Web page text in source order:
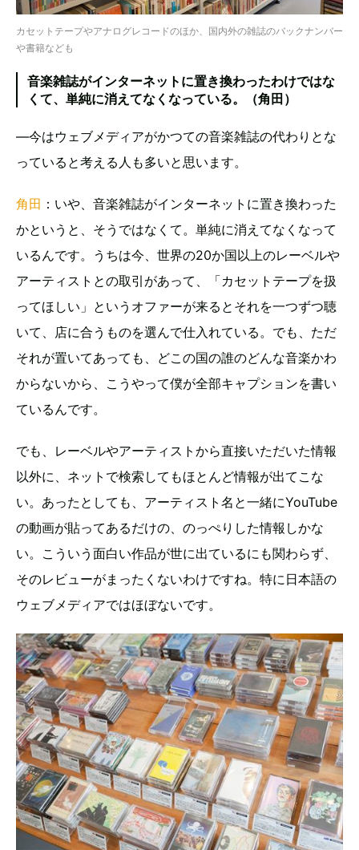
カセットテープやアナログレコードのほか、国内外の雑誌のバックナンバー
や書籍なども
音楽雑誌がインターネットに置き換わったわけではな
くて、単純に消えてなくなっている。（角田）
―今はウェブメディアがかつての音楽雑誌の代わりとな
っていると考える人も多いと思います。
角田 ：いや、音楽雑誌がインターネットに置き換わった
かというと、そうではなくて。単純に消えてなくなって
いるんです。うちは今、世界の20か国以上のレーベルや
アーティストとの取引があって、「カセットテープを扱
ってほしい」というオファーが来るとそれを一つずつ聴
いて、店に合うものを選んで仕入れている。でも、ただ
それが置いてあっても、どこの国の誰のどんな音楽かわ
からないから、こうやって僕が全部キャプションを書い
ているんです。
でも、レーベルやアーティストから直接いただいた情報
以外に、ネットで検索してもほとんど情報が出てこな
い。あったとしても、アーティスト名と一緒にYouTube
の動画が貼ってあるだけの、のっぺりした情報しかな
い。こういう面白い作品が世に出ているにも関わらず、
そのレビューがまったくないわけですね。特に日本語の
ウェブメディアではほぼないです。